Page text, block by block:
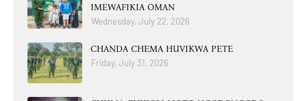
IMEWAFIKIA OMAN
Wednesday, July 22, 2026
CHANDA CHEMA HUVIKWA PETE
Friday, July 31, 2026